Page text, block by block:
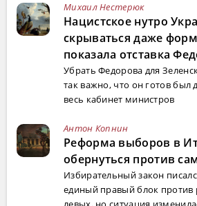
Михаил Нестерюк
Нацистское нутро
скрываться даже
показала отставка
Убрать Федорова для
так важно, что он готов был
весь кабинет министров
Антон Копнин
Реформа выборов в
обернуться против
Избирательный закон
единый правый блок против